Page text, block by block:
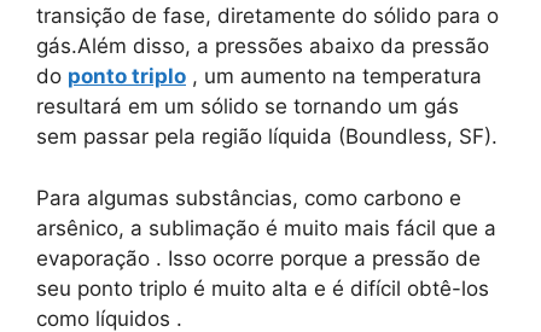
transição de fase, diretamente do sólido para o
gás.Além disso, a pressões abaixo da pressão
do ponto triplo , um aumento na temperatura
resultará em um sólido se tornando um gás
sem passar pela região líquida (Boundless, SF).
Para algumas substâncias, como carbono e
arsênico, a sublimação é muito mais fácil que a
evaporação . Isso ocorre porque a pressão de
seu ponto triplo é muito alta e é difícil obtê-los
como líquidos .